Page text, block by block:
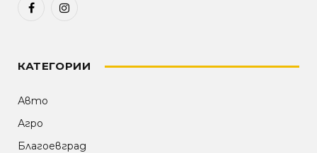
FacebookInstagram
КАТЕГОРИИ
Авто
Агро
Благоевград